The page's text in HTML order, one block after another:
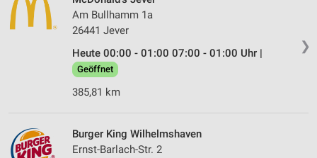
❯
Am Bullhamm 1a
26441 Jever
Heute 00:00 - 01:00 07:00 - 01:00 Uhr |
Geöffnet
385,81 km
Burger King Wilhelmshaven
Ernst-Barlach-Str. 2